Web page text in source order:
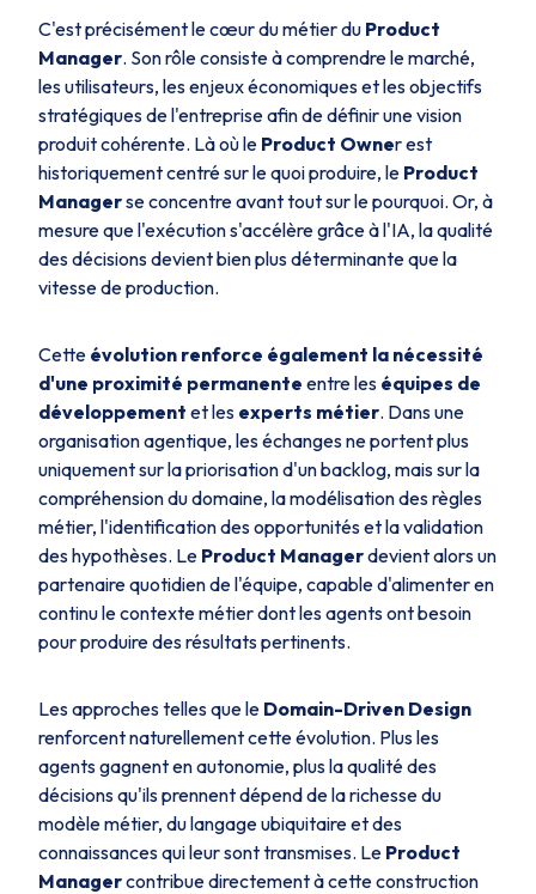
C'est précisément le cœur du métier du Product
Manager. Son rôle consiste à comprendre le marché,
les utilisateurs, les enjeux économiques et les objectifs
stratégiques de l'entreprise afin de définir une vision
produit cohérente. Là où le Product Owner est
historiquement centré sur le quoi produire, le Product
Managerse concentre avant tout sur le pourquoi. Or, à
mesure que l'exécution s'accélère grâce à l'IA, la qualité
des décisions devient bien plus déterminante que la
vitesse de production.
Cette évolution renforce également la nécessité
d'une proximité permanente entre les équipes de
développement et les experts métier. Dans une
organisation agentique, les échanges ne portent plus
uniquement sur la priorisation d'un backlog, mais sur la
compréhension du domaine, la modélisation des règles
métier, l'identification des opportunités et la validation
des hypothèses. Le Product Managerdevient alors un
partenaire quotidien de l'équipe, capable d'alimenter en
continu le contexte métier dont les agents ont besoin
pour produire des résultats pertinents.
Les approches telles que le Domain-Driven Design
renforcent naturellement cette évolution. Plus les
agents gagnent en autonomie, plus la qualité des
décisions qu'ils prennent dépend de la richesse du
modèle métier, du langage ubiquitaire et des
connaissances qui leur sont transmises. Le Product
Managercontribue directement à cette construction